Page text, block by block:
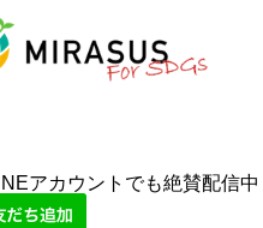
アカウントでも絶賛配信中